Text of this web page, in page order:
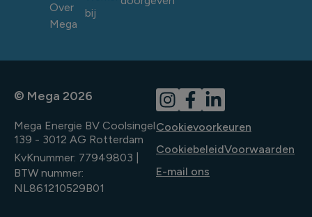
Over
Mega
bij
© Mega 2026
Mega Energie BV Coolsingel
139 - 3012 AG Rotterdam
KvKnummer: 77949803 |
BTW nummer:
NL861210529B01
Cookievoorkeuren
CookiebeleidVoorwaarden
E-mail ons